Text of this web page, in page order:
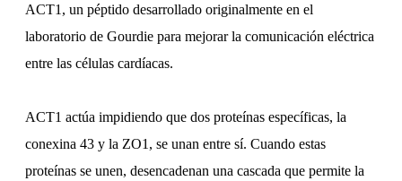
ACT1, un péptido desarrollado originalmente en el
laboratorio de Gourdie para mejorar la comunicación eléctrica
entre las células cardíacas.
ACT1 actúa impidiendo que dos proteínas específicas, la
conexina 43 y la ZO1, se unan entre sí. Cuando estas
proteínas se unen, desencadenan una cascada que permite la